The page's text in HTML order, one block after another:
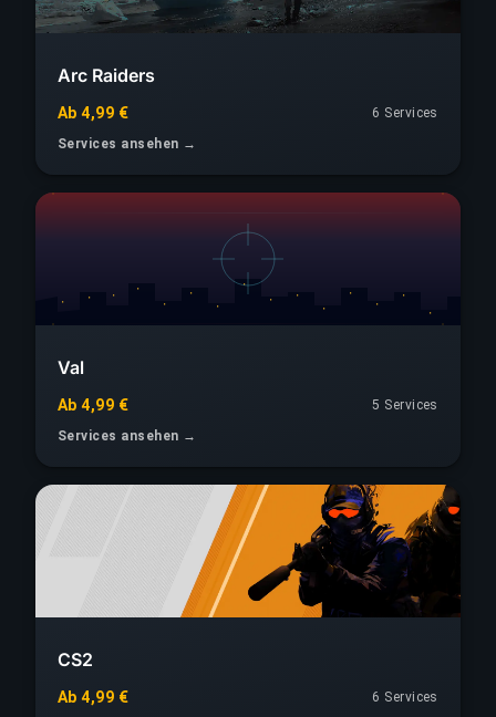
Arc Raiders
Ab 4,99 €
6 Services
Services ansehen →
Val
Ab 4,99 €
5 Services
Services ansehen →
CS2
Ab 4,99 €
6 Services